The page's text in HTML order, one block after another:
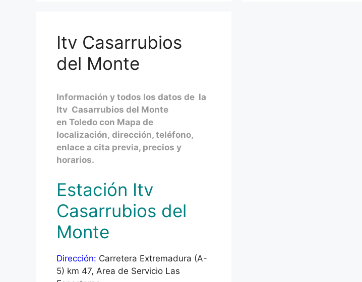
Itv Casarrubios
del Monte
Información y todos los datos de la
Itv Casarrubios del Monte
en Toledo con Mapa de
localización, dirección, teléfono,
enlace a cita previa, precios y
horarios.
Estación Itv
Casarrubios del
Monte
Dirección: Carretera Extremadura (A-
5) km 47, Area de Servicio Las